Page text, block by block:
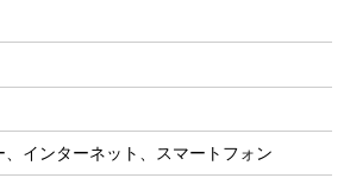
、インターネット、スマートフォン